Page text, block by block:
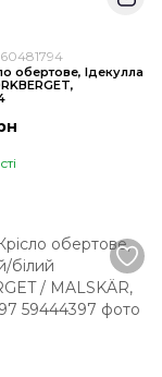
обертове, Ідекулла